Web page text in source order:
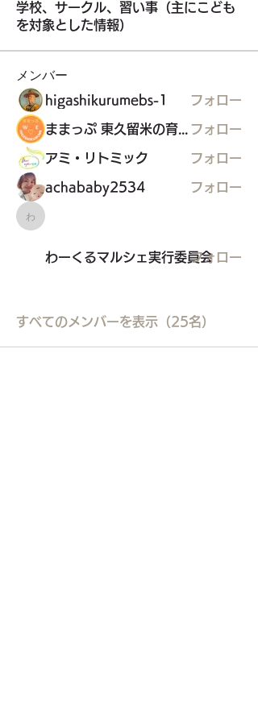
学校、サークル、習い事（主にこども
を対象とした情報）
メンバー
higashikurumebs-1 フォロー
フォロー
アミ・リトミック フォロー
achababy2534 フォロー
わーくるマルシェ実行委員会
わーくるマルシェ実行委員会フォロー
すべてのメンバーを表示（25名）